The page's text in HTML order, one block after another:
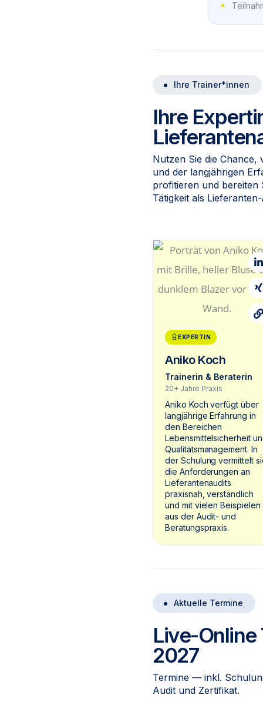
Ihre Trainer*innen
Ihre
Nutzen Sie die Chance,
und der langjährigen
profitieren und bereiten
Tätigkeit als
EXPERTIN
Aniko Koch
Trainerin & Beraterin
20+ Jahre Praxis
Aniko Koch verfügt über
langjährige Erfahrung in
den Bereichen
Lebensmittelsicherheit
Qualitätsmanagement. In
der Schulung vermittelt
die Anforderungen an
Lieferantenaudits
praxisnah, verständlich
und mit vielen Beispielen
aus der Audit- und
Beratungspraxis.
Aktuelle Termine
Live-
2027
Termine — inkl.
Audit und Zertifikat.